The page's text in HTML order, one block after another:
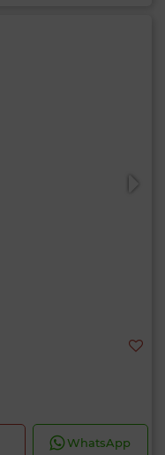
WhatsApp